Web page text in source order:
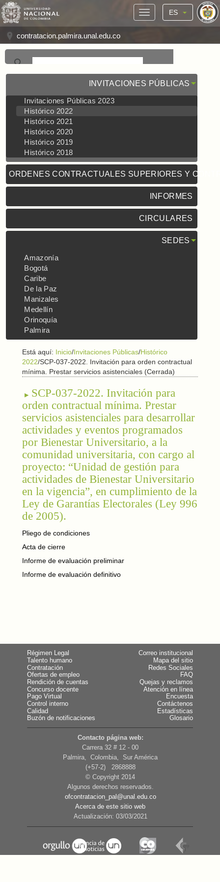
ES
contratacion.palmira.unal.edu.co
INVITACIONES PÚBLICAS
Invitaciones Públicas 2023
Histórico 2022
Histórico 2021
Histórico 2020
Histórico 2019
Histórico 2018
ORDENES CONTRACTUALES SUPERIORES Y
INFORMES
CIRCULARES
SEDES
Amazonía
Bogotá
Caribe
De la Paz
Manizales
Medellín
Orinoquía
Palmira
Está aquí: Inicio/Invitaciones Públicas/Histórico
2022/SCP-037-2022. Invitación para orden contractual
mínima. Prestar servicios asistenciales (Cerrada)
SCP-037-2022. Invitación para
orden contractual mínima. Prestar
servicios asistenciales para desarrollar
actividades y eventos programados
por Bienestar Universitario, a la
comunidad universitaria, con cargo al
proyecto: “Unidad de gestión para
actividades de Bienestar Universitario
en la vigencia”, en cumplimiento de la
Ley de Garantías Electorales (Ley 996
de 2005).
Pliego de condiciones
Acta de cierre
Informe de evaluación preliminar
Informe de evaluación definitivo
Régimen Legal
Talento humano
Contratación
Ofertas de empleo
Rendición de cuentas
Concurso docente
Pago Virtual
Control interno
Calidad
Buzón de notificaciones
Correo institucional
Mapa del sitio
Redes Sociales
FAQ
Quejas y reclamos
Atención en línea
Encuesta
Contáctenos
Estadísticas
Glosario
Contacto página web:
Carrera 32 # 12 - 00
Palmira, Colombia, Sur América
(+57-2) 2868888
© Copyright 2014
Algunos derechos reservados.
ofcontratacion_pal@unal.edu.co
Acerca de este sitio web
Actualización: 03/03/2021